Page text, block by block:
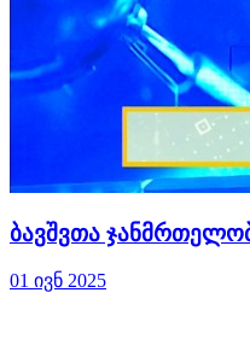
ბავშვთა
01 ივნ 2025